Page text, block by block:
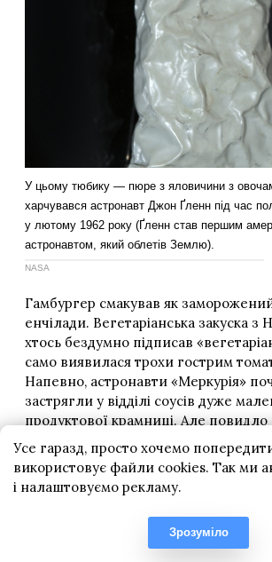
Усе гаразд, просто хочемо
використовує файли cookies. Так ми
і налаштовуємо рекламу.
Зрозуміло